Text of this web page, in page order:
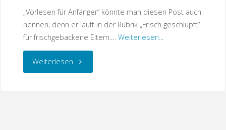
„Vorlesen für Anfänger“ könnte man diesen Post auch
nennen, denn er läuft in der Rubrik „Frisch geschlüpft“
für frischgebackene Eltern.…Weiterlesen...
Weiterlesen"Kindern